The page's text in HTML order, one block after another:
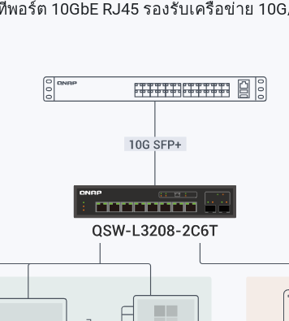
อร์ต 10GbE RJ45 รองรับเครือข่าย